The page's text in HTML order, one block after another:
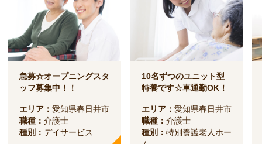
急募☆オープニングスタ
ッフ募集中！！
エリア：愛知県春日井市
職種：介護士
種別：デイサービス
10名ずつのユニット型
特養です☆車通勤OK！
エリア：愛知県春日井市
職種：介護士
種別：特別養護老人ホー